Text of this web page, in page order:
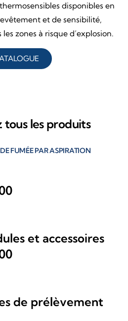
disponibles en
et de sensibilité,
zones à risque d’explosion.
tous les produits
FUMÉE PAR ASPIRATION
et accessoires
de prélèvement